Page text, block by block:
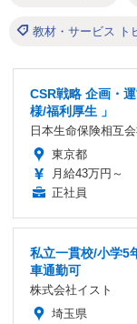
教材・サービス ト
CSR戦略 企画・
様/福利厚生 」
日本生命保険相互
東京都
月給43万円～
正社員
私立一貫校/小学5
車通勤可
株式会社イスト
埼玉県